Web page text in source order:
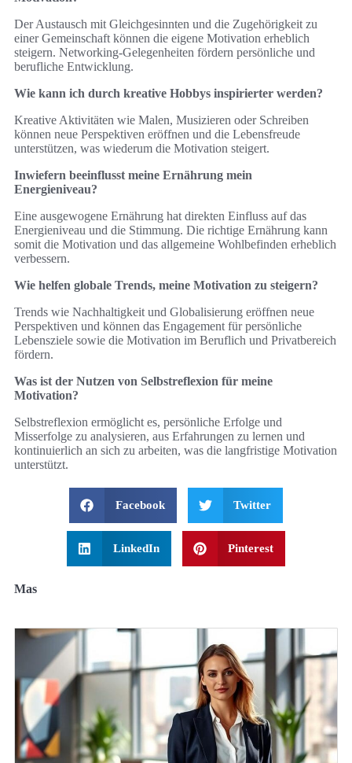
Der Austausch mit Gleichgesinnten und die Zugehörigkeit zu
einer Gemeinschaft können die eigene Motivation erheblich
steigern. Networking-Gelegenheiten fördern persönliche und
berufliche Entwicklung.
Wie kann ich durch kreative Hobbys inspirierter werden?
Kreative Aktivitäten wie Malen, Musizieren oder Schreiben
können neue Perspektiven eröffnen und die Lebensfreude
unterstützen, was wiederum die Motivation steigert.
Inwiefern beeinflusst meine Ernährung mein
Energieniveau?
Eine ausgewogene Ernährung hat direkten Einfluss auf das
Energieniveau und die Stimmung. Die richtige Ernährung kann
somit die Motivation und das allgemeine Wohlbefinden erheblich
verbessern.
Wie helfen globale Trends, meine Motivation zu steigern?
Trends wie Nachhaltigkeit und Globalisierung eröffnen neue
Perspektiven und können das Engagement für persönliche
Lebensziele sowie die Motivation im Beruflich und Privatbereich
fördern.
Was ist der Nutzen von Selbstreflexion für meine
Motivation?
Selbstreflexion ermöglicht es, persönliche Erfolge und
Misserfolge zu analysieren, aus Erfahrungen zu lernen und
kontinuierlich an sich zu arbeiten, was die langfristige Motivation
unterstützt.
Facebook Twitter
LinkedIn Pinterest
Mas